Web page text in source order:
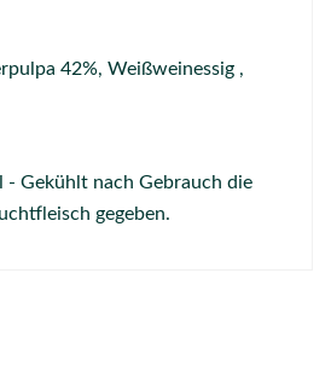
42%, Weißweinessig ,
- Gekühlt nach Gebrauch die
gegeben.